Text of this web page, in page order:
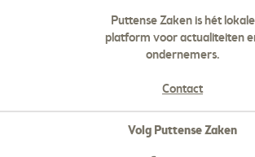
Puttense Zaken is hét lokale
platform voor actualiteiten
ondernemers.
Contact
Volg Puttense Zaken